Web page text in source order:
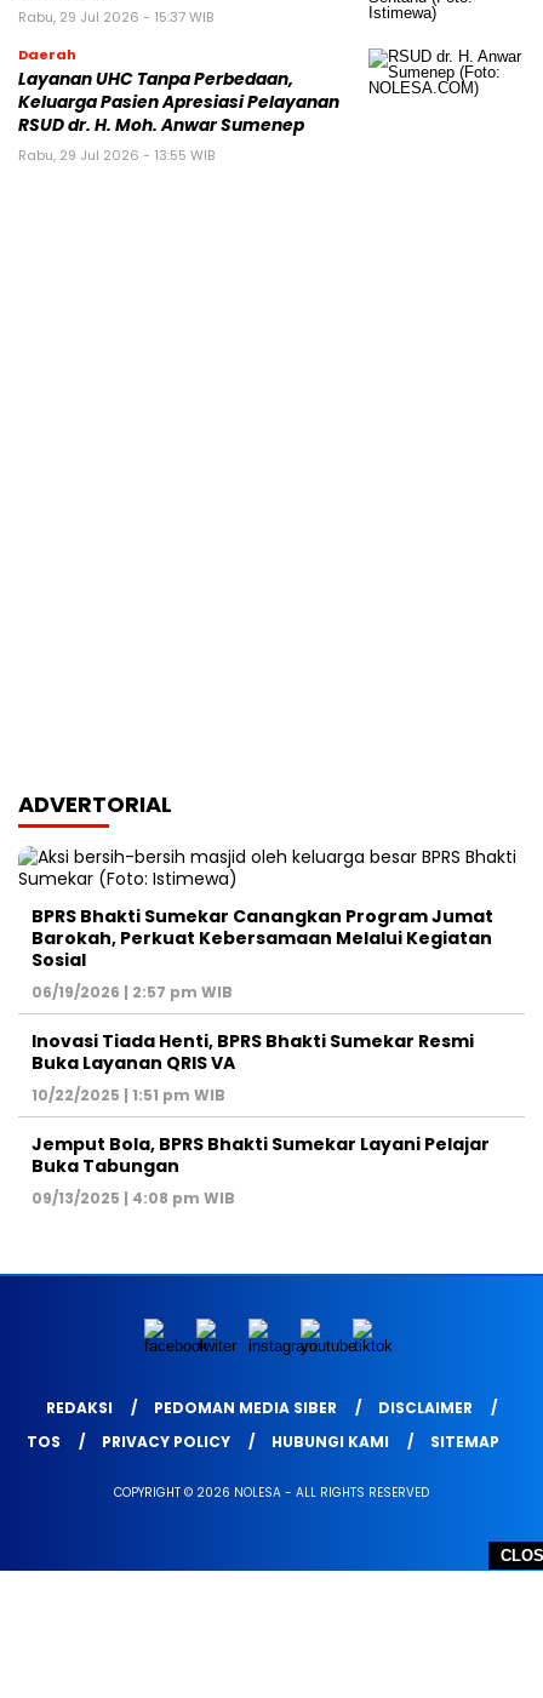
Rabu, 29 Jul 2026 - 15:37 WIB
Daerah
Layanan UHC Tanpa Perbedaan,
Keluarga Pasien Apresiasi Pelayanan
RSUD dr. H. Moh. Anwar Sumenep
Rabu, 29 Jul 2026 - 13:55 WIB
ADVERTORIAL
BPRS Bhakti Sumekar Canangkan Program Jumat
Barokah, Perkuat Kebersamaan Melalui Kegiatan
Sosial
06/19/2026 | 2:57 pm WIB
Inovasi Tiada Henti, BPRS Bhakti Sumekar Resmi
Buka Layanan QRIS VA
10/22/2025 | 1:51 pm WIB
Jemput Bola, BPRS Bhakti Sumekar Layani Pelajar
Buka Tabungan
09/13/2025 | 4:08 pm WIB
REDAKSI PEDOMAN MEDIA SIBER
DISCLAIMER
TOS
PRIVACY POLICY HUBUNGI KAMI SITEMAP
COPYRIGHT © 2026 NOLESA - ALL RIGHTS RESERVED